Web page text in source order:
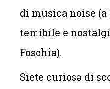
di musica noise (a
temibile e
Foschia).
Siete curiosə di